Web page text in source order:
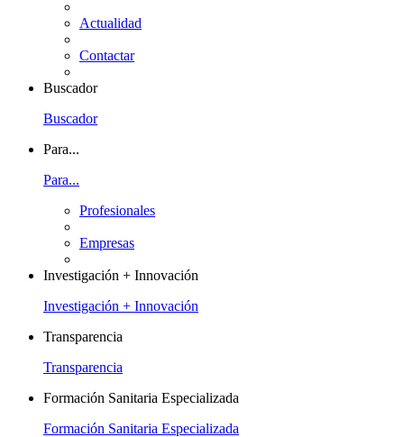
Actualidad
Contactar
Buscador
Buscador
Para...
Para...
Profesionales
Empresas
Investigación + Innovación
Investigación + Innovación
Transparencia
Transparencia
Formación Sanitaria Especializada
Formación Sanitaria Especializada